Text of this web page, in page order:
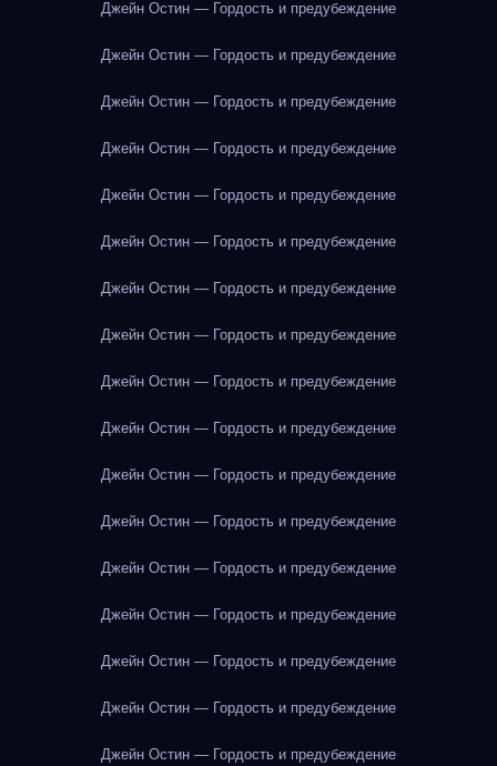
Джейн Остин — Гордость и предубеждение
Джейн Остин — Гордость и предубеждение
Джейн Остин — Гордость и предубеждение
Джейн Остин — Гордость и предубеждение
Джейн Остин — Гордость и предубеждение
Джейн Остин — Гордость и предубеждение
Джейн Остин — Гордость и предубеждение
Джейн Остин — Гордость и предубеждение
Джейн Остин — Гордость и предубеждение
Джейн Остин — Гордость и предубеждение
Джейн Остин — Гордость и предубеждение
Джейн Остин — Гордость и предубеждение
Джейн Остин — Гордость и предубеждение
Джейн Остин — Гордость и предубеждение
Джейн Остин — Гордость и предубеждение
Джейн Остин — Гордость и предубеждение
Джейн Остин — Гордость и предубеждение